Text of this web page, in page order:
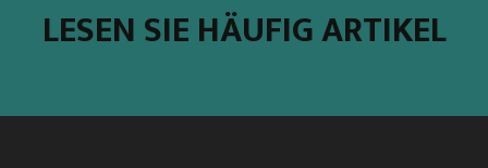
LESEN SIE HÄUFIG ARTIKEL